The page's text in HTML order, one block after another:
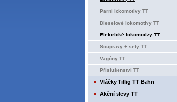
Parní lokomotivy TT
Dieselové lokomotivy TT
Elektrické lokomotivy TT
Soupravy + sety TT
Vagóny TT
Příslušenství TT
Vláčky Tillig TT Bahn
Akční slevy TT